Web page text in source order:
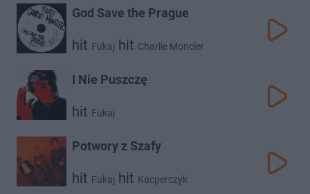
God Save the Prague
hit Fukaj hit Charlie Moncler
I Nie Puszczę
hit Fukaj
Potwory z Szafy
hit Fukaj hit Kacperczyk